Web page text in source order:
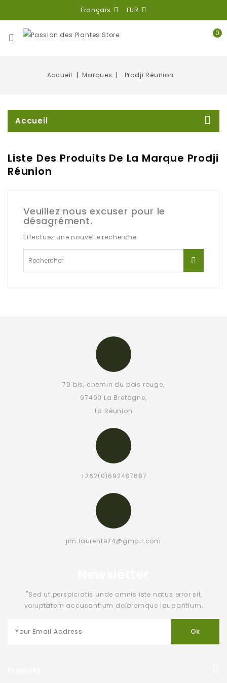
Français EUR
0
Accueil Marques Prodji Réunion
Accueil
Liste Des Produits De La Marque Prodji
Réunion
Veuillez nous excuser pour le
désagrément.
Effectuez une nouvelle recherche
70 bis, chemin du bois rouge,
97490 La Bretagne,
La Réunion
+262(0)692487687
jim.laurent974@gmail.com
"Sed ut perspiciatis unde omnis iste natus error sit
voluptatem accusantium doloremque laudantium,